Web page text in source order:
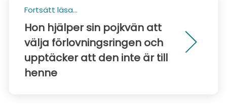
Fortsätt läsa...
Hon hjälper sin pojkvän att
välja förlovningsringen och
upptäcker att den inte är till
henne